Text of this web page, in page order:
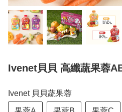
Ivenet貝貝 高纖蔬果蓉
Ivenet 貝貝蔬果蓉